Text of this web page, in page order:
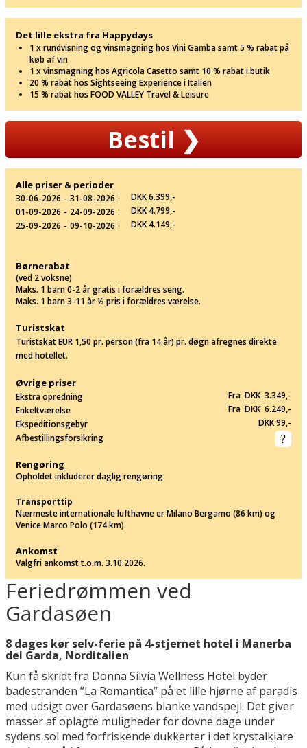
Feriedrømmen ved
Gardasøen
8 dages kør selv-ferie på 4-stjernet hotel i Manerba
del Garda, Norditalien
Kun få skridt fra Donna Silvia Wellness Hotel byder
badestranden ”La Romantica” på et lille hjørne af paradis
med udsigt over Gardasøens blanke vandspejl. Det giver
masser af oplagte muligheder for dovne dage under
sydens sol med forfriskende dukkerter i det krystalklare
Det lille ekstra fra Happydays
1 x rundvisning og vinsmagning hos Vini Gamba samt 5 % rabat på
køb af vin
1 x vinsmagning hos Agricola Casetto samt 10 % rabat i butik
20 % rabat hos Sightseeing Experience i Italien
15 % rabat hos FOOD VALLEY Travel & Leisure
Bestil❯
Alle priser & perioder
30-06-2026 ‐ 31-08-2026 :
DKK 6.399,-
01-09-2026 ‐ 24-09-2026 :
DKK 4.799,-
25-09-2026 ‐ 09-10-2026 : DKK 4.149,-
Børnerabat
(ved 2 voksne)
Maks. 1 barn 0-2 år gratis i forældres seng.
Maks. 1 barn 3-11 år ½ pris i forældres værelse.
Turistskat
Turistskat EUR 1,50 pr. person (fra 14 år) pr. døgn afregnes direkte
med hotellet.
Øvrige priser
Ekstra opredning
Fra DKK 3.349,-
Enkeltværelse
Fra DKK 6.249,-
Ekspeditionsgebyr
DKK 99,-
Afbestillingsforsikring
Rengøring
Opholdet inkluderer daglig rengøring.
Transporttip
Nærmeste internationale lufthavne er Milano Bergamo (86 km) og
Venice Marco Polo (174 km).
Ankomst
Valgfri ankomst t.o.m. 3.10.2026.